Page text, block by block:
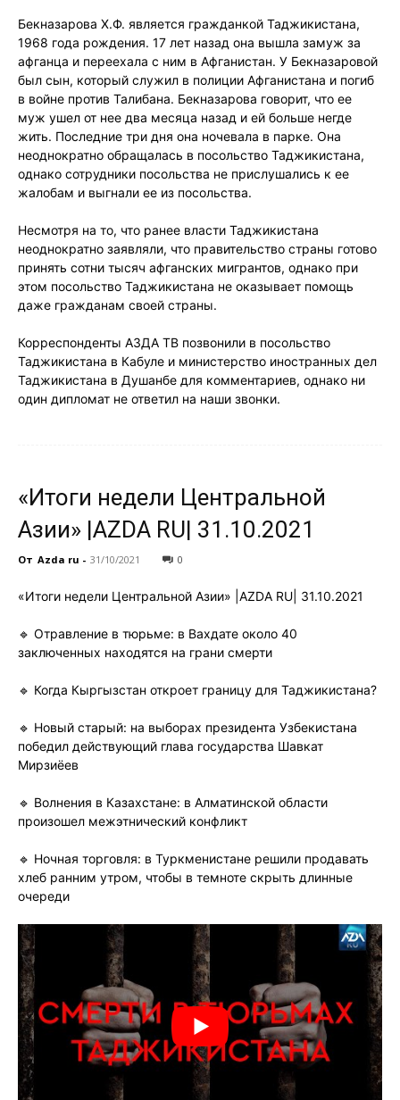
Бекназарова Х.Ф. является гражданкой Таджикистана,
1968 года рождения. 17 лет назад она вышла замуж за
афганца и переехала с ним в Афганистан. У Бекназаровой
был сын, который служил в полиции Афганистана и погиб
в войне против Талибана. Бекназарова говорит, что ее
муж ушел от нее два месяца назад и ей больше негде
жить. Последние три дня она ночевала в парке. Она
неоднократно обращалась в посольство Таджикистана,
однако сотрудники посольства не прислушались к ее
жалобам и выгнали ее из посольства.
Несмотря на то, что ранее власти Таджикистана
неоднократно заявляли, что правительство страны готово
принять сотни тысяч афганских мигрантов, однако при
этом посольство Таджикистана не оказывает помощь
даже гражданам своей страны.
Корреспонденты АЗДА ТВ позвонили в посольство
Таджикистана в Кабуле и министерство иностранных дел
Таджикистана в Душанбе для комментариев, однако ни
один дипломат не ответил на наши звонки.
«Итоги недели Центральной
Азии» |AZDA RU| 31.10.2021
От Azda ru - 31/10/2021 0
«Итоги недели Центральной Азии» |AZDA RU| 31.10.2021
🔹 Отравление в тюрьме: в Вахдате около 40
заключенных находятся на грани смерти
🔹 Когда Кыргызстан откроет границу для Таджикистана?
🔹 Новый старый: на выборах президента Узбекистана
победил действующий глава государства Шавкат
Мирзиёев
🔹 Волнения в Казахстане: в Алматинской области
произошел межэтнический конфликт
🔹 Ночная торговля: в Туркменистане решили продавать
хлеб ранним утром, чтобы в темноте скрыть длинные
очереди